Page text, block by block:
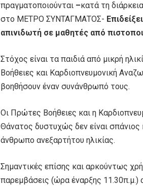
πραγματοποιούνται –κατά τη
στο ΜΕΤΡΟ ΣΥΝΤΑΓΜΑΤΟΣ-
απινιδωτή σε μαθητές από
Στόχος είναι τα παιδιά από μικρή
Βοήθειες και Καρδιοπνευμονική
βοηθήσουν έναν συνάνθρωπό τους.
Οι Πρώτες Βοήθειες και η
Θάνατος δυστυχώς δεν είναι σπάνιος
άνθρωπο ανεξαρτήτου ηλικίας.
Σημαντικές επίσης και αρκούντως
παρεμβάσεις (ώρα έναρξης